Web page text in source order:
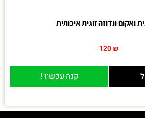
ואקום ונדוזה זוגית איכותית
120 ₪
קנה עכשיו !